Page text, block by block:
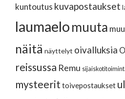
kuntoutus kuvapostaukset
laumaelomuuta
näitä näyttelyt oivalluksia
reissussa Remu
mysteerit toivepostaukset